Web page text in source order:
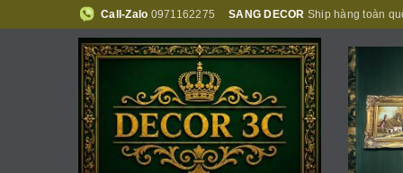
Call-Zalo 0971162275 SANG DECOR Ship hàng toàn